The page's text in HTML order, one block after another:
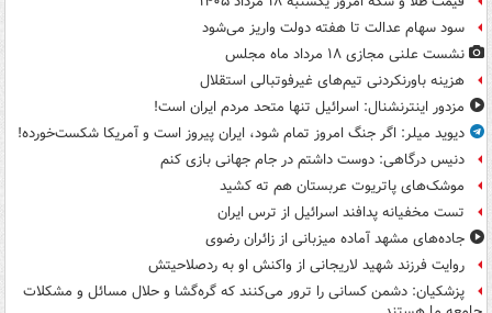
سود سهام عدالت تا هفته دولت واریز می‌شود
نشست علنی مجازی ۱۸ مرداد ماه مجلس
هزینه باورنکردنی تیم‌های غیرفوتبالی استقلال
مزدور اینترنشنال: اسرائیل تنها متحد مردم ایران است!
دیوید میلر: اگر جنگ امروز تمام شود، ایران پیروز است و آمریکا شکست‌خورده!
دنیس درگاهی: دوست داشتم در جام جهانی بازی کنم
موشک‌های پاتریوت عربستان هم ته‌ کشید
تست مخفیانه پدافند اسرائیل از ترس ایران
جاده‌های مشهد آماده میزبانی از زائران رضوی
روایت فرزند شهید لاریجانی از واکنش او به ردصلاحیتش
پزشکیان: دشمن کسانی را ترور می‌کنند که گره‌گشا و حلال مسائل و مشکلات